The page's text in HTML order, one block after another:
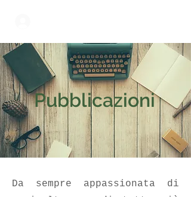
Pubblicazioni
Da sempre appassionata di